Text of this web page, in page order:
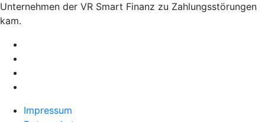
Unternehmen der VR Smart Finanz zu Zahlungsstörungen
kam.
Impressum